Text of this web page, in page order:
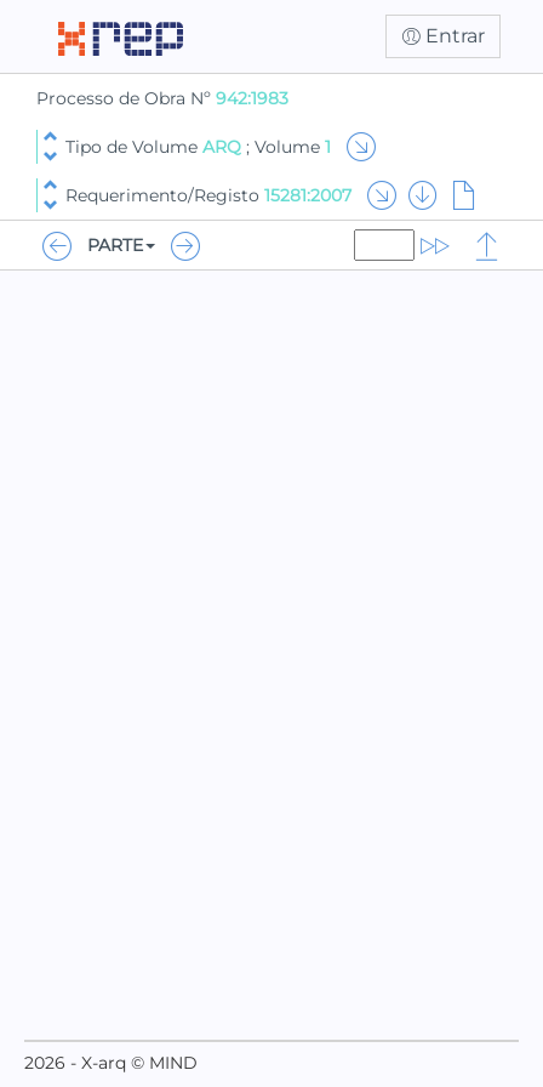
Entrar
Processo de Obra Nº 942:1983
Tipo de Volume ARQ ; Volume 1
Requerimento/Registo 15281:2007
PARTE
2026 - X-arq © MIND